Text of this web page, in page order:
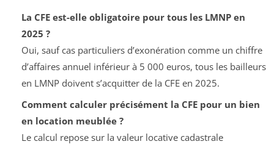
La CFE est-elle obligatoire pour tous les LMNP en
2025 ?
Oui, sauf cas particuliers d’exonération comme un chiffre
d’affaires annuel inférieur à 5 000 euros, tous les bailleurs
en LMNP doivent s’acquitter de la CFE en 2025.
Comment calculer précisément la CFE pour un bien
en location meublée ?
Le calcul repose sur la valeur locative cadastrale